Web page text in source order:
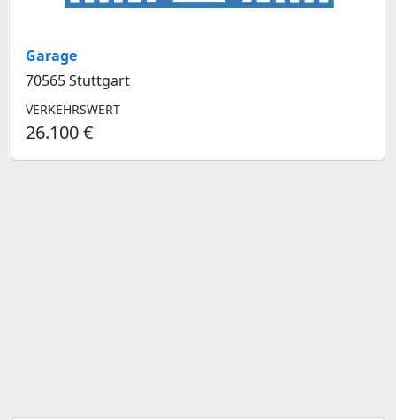
Garage
70565 Stuttgart
VERKEHRSWERT
26.100 €